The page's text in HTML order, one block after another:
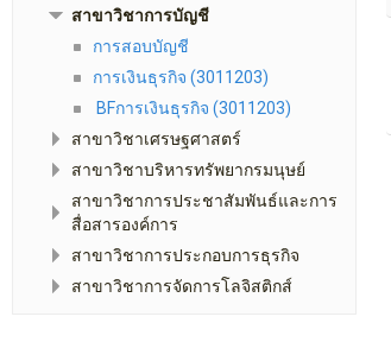
สาขาวิชาการบัญชี
การสอบบัญชี
การเงินธุรกิจ (3011203)
BFการเงินธุรกิจ (3011203)
สาขาวิชาเศรษฐศาสตร์
สาขาวิชาบริหารทรัพยากรมนุษย์
สาขาวิชาการประชาสัมพันธ์และการ
สื่อสารองค์การ
สาขาวิชาการประกอบการธุรกิจ
สาขาวิชาการจัดการโลจิสติกส์